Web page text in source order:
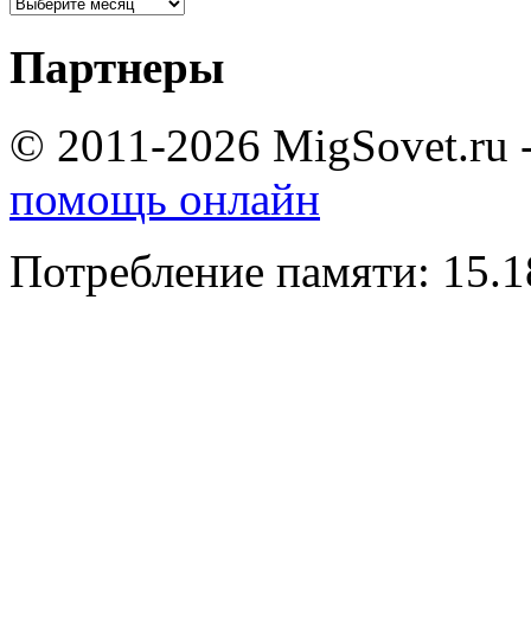
Партнеры
© 2011-2026 MigSovet.ru
помощь онлайн
Потребление памяти: